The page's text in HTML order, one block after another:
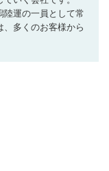
陸運の一員として常
、多くのお客様から